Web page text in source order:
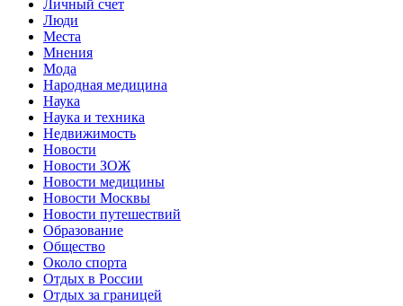
Личный счет
Люди
Места
Мнения
Мода
Народная медицина
Наука
Наука и техника
Недвижимость
Новости
Новости ЗОЖ
Новости медицины
Новости Москвы
Новости путешествий
Образование
Общество
Около спорта
Отдых в России
Отдых за границей